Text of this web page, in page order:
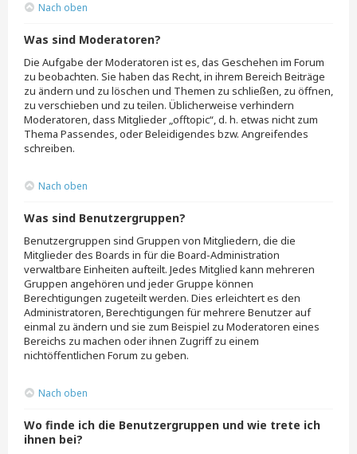
Nach oben
Was sind Moderatoren?
Die Aufgabe der Moderatoren ist es, das Geschehen im Forum
zu beobachten. Sie haben das Recht, in ihrem Bereich Beiträge
zu ändern und zu löschen und Themen zu schließen, zu öffnen,
zu verschieben und zu teilen. Üblicherweise verhindern
Moderatoren, dass Mitglieder „offtopic“, d. h. etwas nicht zum
Thema Passendes, oder Beleidigendes bzw. Angreifendes
schreiben.
Nach oben
Was sind Benutzergruppen?
Benutzergruppen sind Gruppen von Mitgliedern, die die
Mitglieder des Boards in für die Board-Administration
verwaltbare Einheiten aufteilt. Jedes Mitglied kann mehreren
Gruppen angehören und jeder Gruppe können
Berechtigungen zugeteilt werden. Dies erleichtert es den
Administratoren, Berechtigungen für mehrere Benutzer auf
einmal zu ändern und sie zum Beispiel zu Moderatoren eines
Bereichs zu machen oder ihnen Zugriff zu einem
nichtöffentlichen Forum zu geben.
Nach oben
Wo finde ich die Benutzergruppen und wie trete ich
ihnen bei?